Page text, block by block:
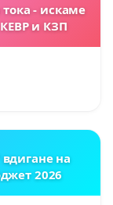
и КЗП
на
2026